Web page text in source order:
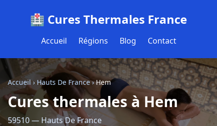
🏥 Cures Thermales France
Accueil Régions Blog Contact
Accueil› Hauts De France›Hem
Cures thermales à Hem
59510 — Hauts De France